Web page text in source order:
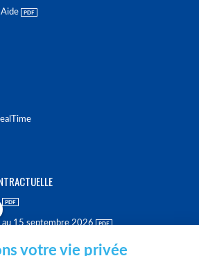
au 15 septembre 2026
votre vie privée